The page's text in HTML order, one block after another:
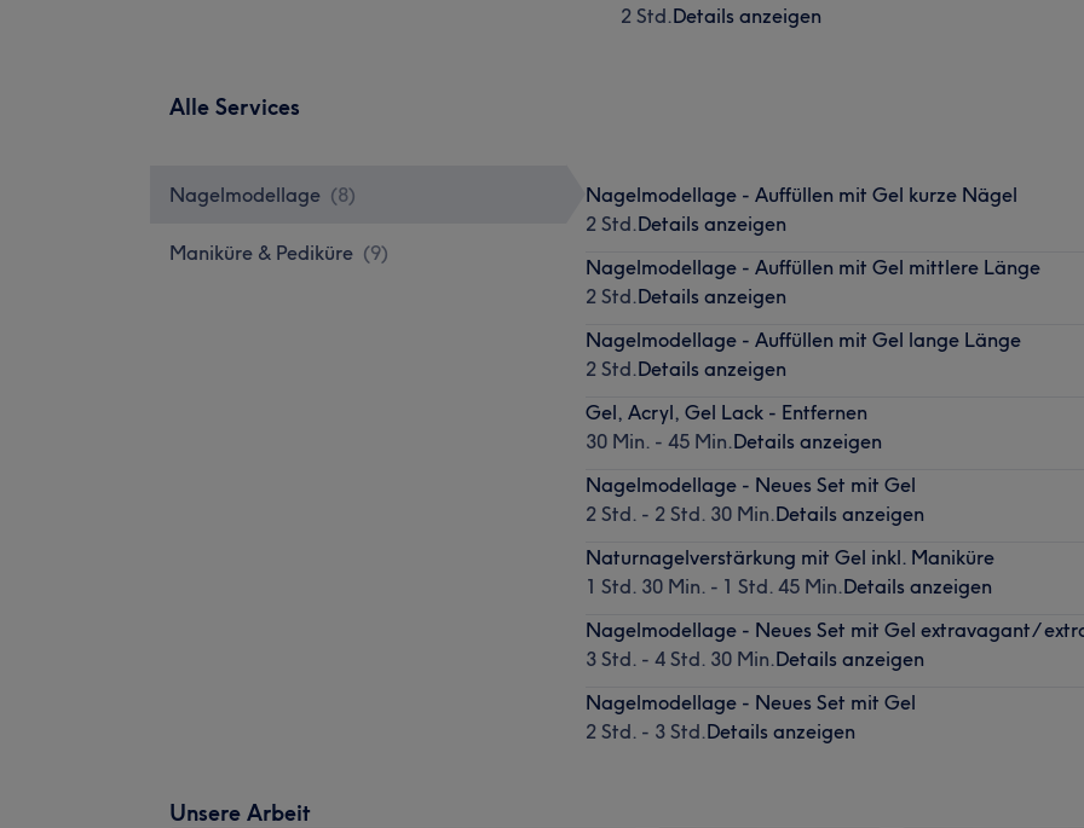
2 Std.Details anzeigen
Alle Services
Nagelmodellage (8)
Maniküre & Pediküre (9)
Nagelmodellage - Auffüllen mit Gel kurze Nägel
2 Std.Details anzeigen
Nagelmodellage - Auffüllen mit Gel mittlere Länge
2 Std.Details anzeigen
Nagelmodellage - Auffüllen mit Gel lange Länge
2 Std.Details anzeigen
Gel, Acryl, Gel Lack - Entfernen
30 Min. - 45 Min.Details anzeigen
Nagelmodellage - Neues Set mit Gel
2 Std. - 2 Std. 30 Min.Details anzeigen
Naturnagelverstärkung mit Gel inkl. Maniküre
1 Std. 30 Min. - 1 Std. 45 Min.Details anzeigen
Nagelmodellage - Neues Set mit Gel extravagant/
3 Std. - 4 Std. 30 Min.Details anzeigen
Nagelmodellage - Neues Set mit Gel
2 Std. - 3 Std.Details anzeigen
Unsere Arbeit